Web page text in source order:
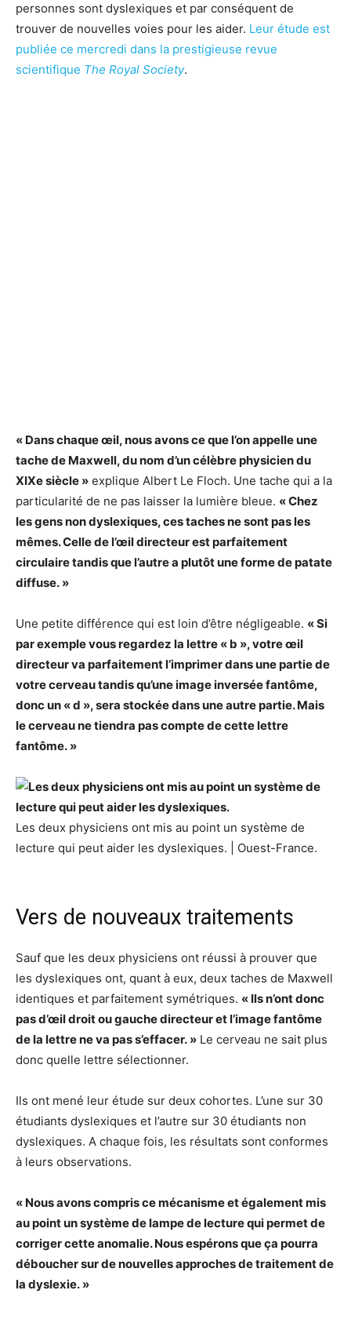
personnes sont dyslexiques et par conséquent de
trouver de nouvelles voies pour les aider. Leur étude est
publiée ce mercredi dans la prestigieuse revue
scientifique The Royal Society.
« Dans chaque œil, nous avons ce que l’on appelle une
tache de Maxwell, du nom d’un célèbre physicien du
XIXe siècle » explique Albert Le Floch. Une tache qui a la
particularité de ne pas laisser la lumière bleue. « Chez
les gens non dyslexiques, ces taches ne sont pas les
mêmes. Celle de l’œil directeur est parfaitement
circulaire tandis que l’autre a plutôt une forme de patate
diffuse. »
Une petite différence qui est loin d’être négligeable. « Si
par exemple vous regardez la lettre « b », votre œil
directeur va parfaitement l’imprimer dans une partie de
votre cerveau tandis qu’une image inversée fantôme,
donc un « d », sera stockée dans une autre partie. Mais
le cerveau ne tiendra pas compte de cette lettre
fantôme. »
Les deux physiciens ont mis au point un système de
lecture qui peut aider les dyslexiques. | Ouest-France.
Vers de nouveaux traitements
Sauf que les deux physiciens ont réussi à prouver que
les dyslexiques ont, quant à eux, deux taches de Maxwell
identiques et parfaitement symétriques. « Ils n’ont donc
pas d’œil droit ou gauche directeur et l’image fantôme
de la lettre ne va pas s’effacer. » Le cerveau ne sait plus
donc quelle lettre sélectionner.
Ils ont mené leur étude sur deux cohortes. L’une sur 30
étudiants dyslexiques et l’autre sur 30 étudiants non
dyslexiques. A chaque fois, les résultats sont conformes
à leurs observations.
« Nous avons compris ce mécanisme et également mis
au point un système de lampe de lecture qui permet de
corriger cette anomalie. Nous espérons que ça pourra
déboucher sur de nouvelles approches de traitement de
la dyslexie. »